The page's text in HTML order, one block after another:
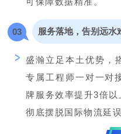
03 服务落地，告别远水
盛瀚立足本土优势，
专属工程师一对一对
牌服务效率提升3倍以
彻底摆脱国际物流延